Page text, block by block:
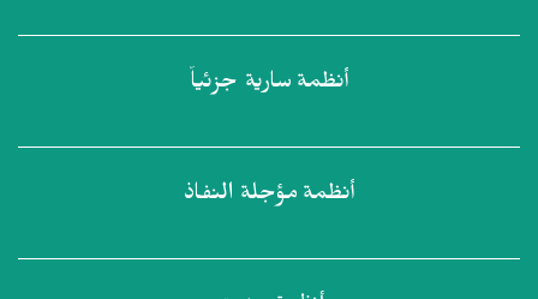
أنظمة سارية جزئياً
أنظمة مؤجلة النفاذ